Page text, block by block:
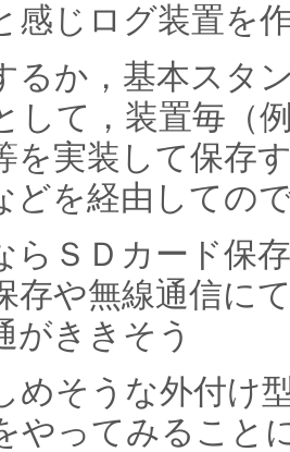
感じログ装置を
るか，基本スタ
して，装置毎（
を実装して保存
どを経由しての
らＳＤカード保
存や無線通信に
がききそう
めそうな外付け
やってみること